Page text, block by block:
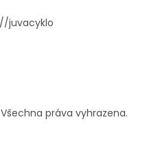
juvacyklo
Všechna práva vyhrazena.